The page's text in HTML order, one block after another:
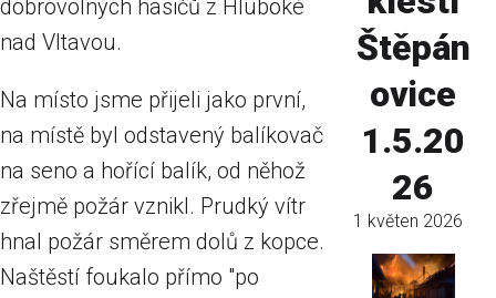
dobrovolných hasičů z Hluboké
nad Vltavou.
Na místo jsme přijeli jako první,
na místě byl odstavený balíkovač
na seno a hořící balík, od něhož
zřejmě požár vznikl. Prudký vítr
hnal požár směrem dolů z kopce.
Naštěstí foukalo přímo "po
Štěpán
ovice
1.5.20
26
1 květen 2026